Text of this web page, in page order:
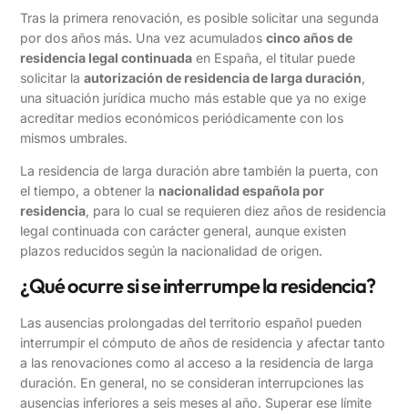
Tras la primera renovación, es posible solicitar una segunda
por dos años más. Una vez acumuladoscinco años de
residencia legal continuada en España, el titular puede
solicitar laautorización de residencia de larga duración,
una situación jurídica mucho más estable que ya no exige
acreditar medios económicos periódicamente con los
mismos umbrales.
La residencia de larga duración abre también la puerta, con
el tiempo, a obtener la nacionalidad española por
residencia, para lo cual se requieren diez años de residencia
legal continuada con carácter general, aunque existen
plazos reducidos según la nacionalidad de origen.
¿Qué ocurre si se interrumpe la residencia?
Las ausencias prolongadas del territorio español pueden
interrumpir el cómputo de años de residencia y afectar tanto
a las renovaciones como al acceso a la residencia de larga
duración. En general, no se consideran interrupciones las
ausencias inferiores a seis meses al año. Superar ese límite